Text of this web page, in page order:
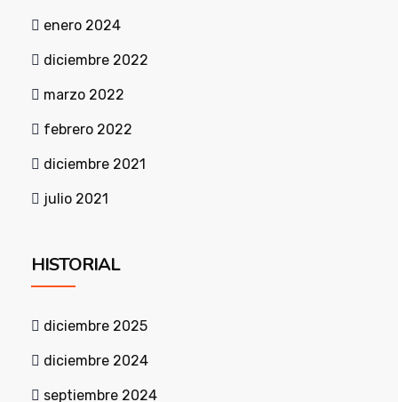
enero 2024
diciembre 2022
marzo 2022
febrero 2022
diciembre 2021
julio 2021
HISTORIAL
diciembre 2025
diciembre 2024
septiembre 2024